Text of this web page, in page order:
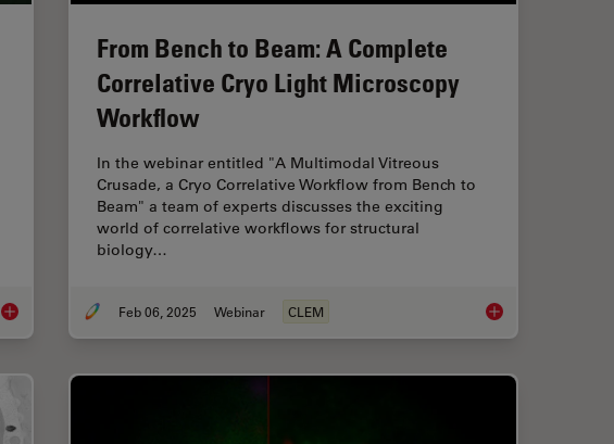
The “Waffle Method”: High-Pressure Freeze Complex Samples
From Bench to Beam: A Complete
Correlative Cryo Light Microscopy
Workflow
In the webinar entitled "A Multimodal Vitreous
Crusade, a Cryo Correlative Workflow from Bench to
Beam" a team of experts discusses the exciting
world of correlative workflows for structural
biology…
Feb 06, 2025 Webinar CLEM From Bench to